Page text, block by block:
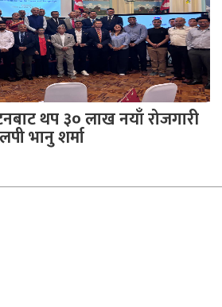
थप ३० लाख नयाँ रोजगारी
भानु शर्मा